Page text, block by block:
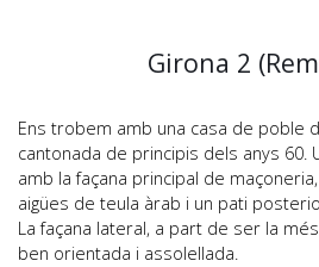
Girona 2
Ens trobem amb una casa de poble
cantonada de principis dels anys 60.
amb la façana principal de
aigües de teula àrab i un pati
La façana lateral, a part de ser la
ben orientada i assolellada.